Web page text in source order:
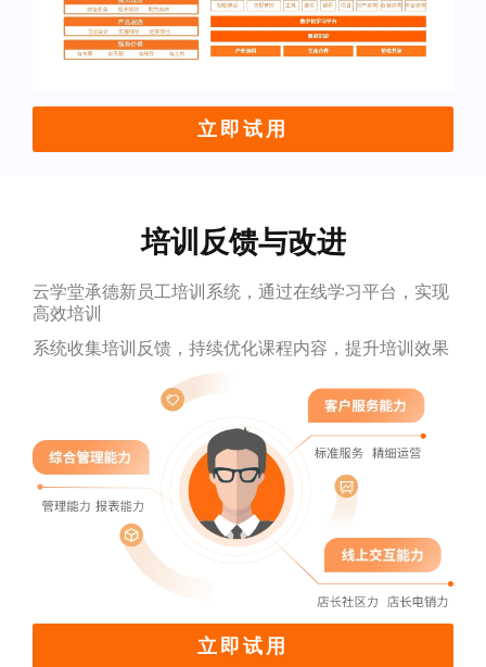
立即试用
培训反馈与改进
云学堂承德新员工培训系统，通过在线学习平台，实现
高效培训
系统收集培训反馈，持续优化课程内容，提升培训效果
立即试用